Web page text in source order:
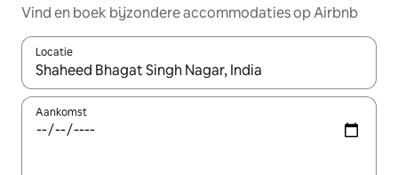
Vind en boek bijzondere accommodaties op Airbnb
Locatie
Wanneer er resultaten beschikbaar zijn, maak je een keuze
Aankomst